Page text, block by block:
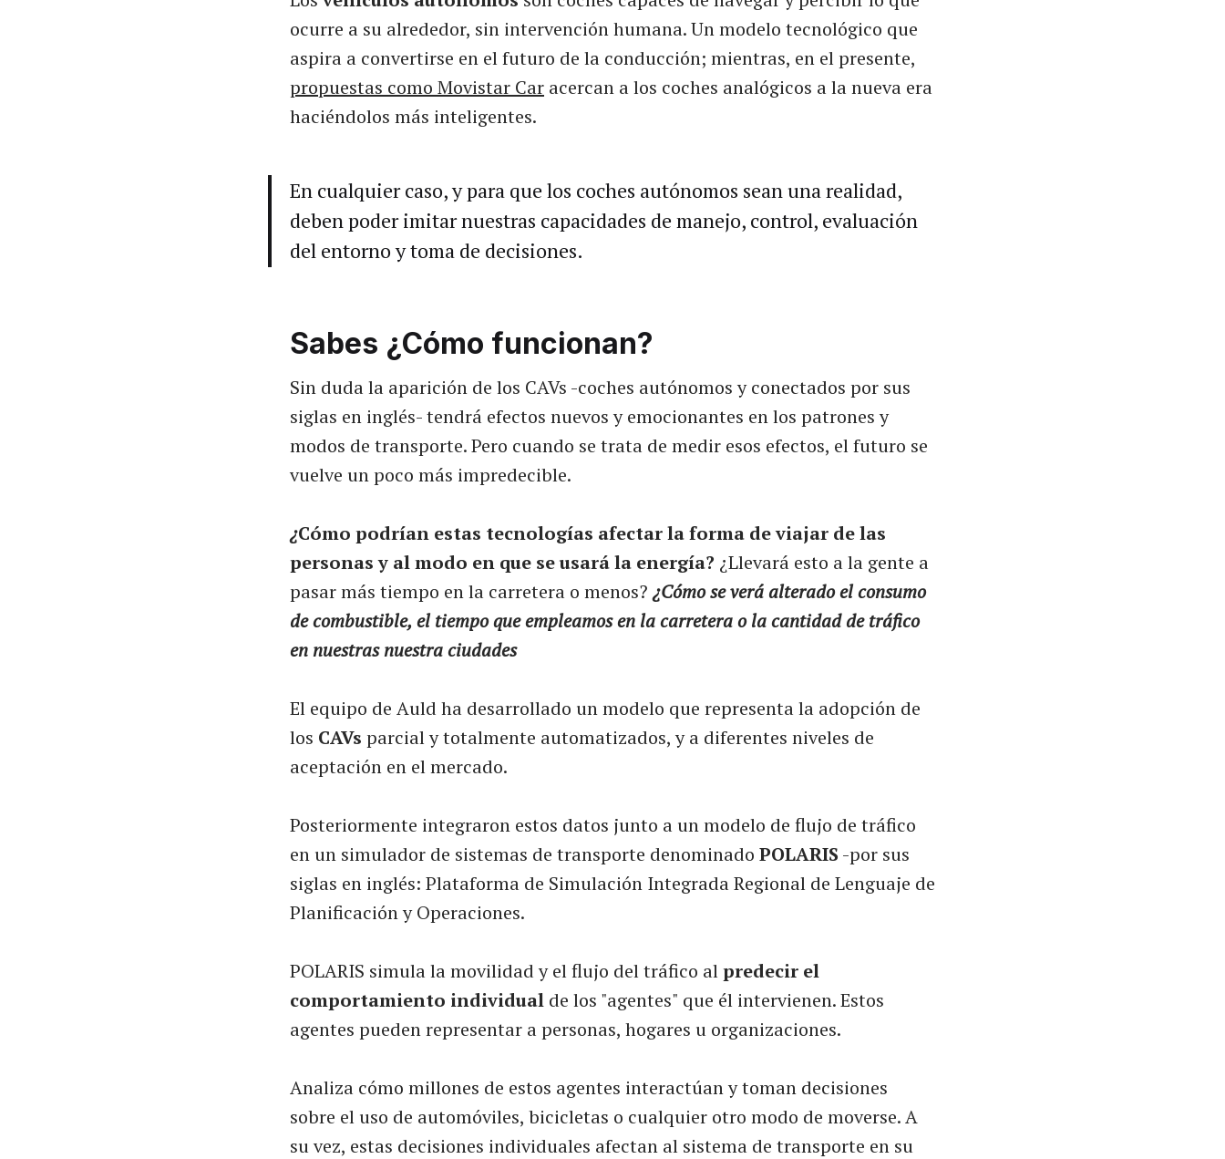
ocurre a su alrededor, sin intervención humana. Un modelo tecnológico que
aspira a convertirse en el futuro de la conducción; mientras, en el presente,
propuestas como Movistar Car acercan a los coches analógicos a la nueva era
haciéndolos más inteligentes.
En cualquier caso, y para que los coches autónomos sean una realidad,
deben poder imitar nuestras capacidades de manejo, control, evaluación
del entorno y toma de decisiones.
Sabes ¿Cómo funcionan?
Sin duda la aparición de los CAVs -coches autónomos y conectados por sus
siglas en inglés- tendrá efectos nuevos y emocionantes en los patrones y
modos de transporte. Pero cuando se trata de medir esos efectos, el futuro se
vuelve un poco más impredecible.
¿Cómo podrían estas tecnologías afectar la forma de viajar de las
personas y al modo en que se usará la energía? ¿Llevará esto a la gente a
pasar más tiempo en la carretera o menos? ¿Cómo se verá alterado el consumo
de combustible, el tiempo que empleamos en la carretera o la cantidad de tráfico
en nuestras nuestra ciudades
El equipo de Auld ha desarrollado un modelo que representa la adopción de
los CAVs parcial y totalmente automatizados, y a diferentes niveles de
aceptación en el mercado.
Posteriormente integraron estos datos junto a un modelo de flujo de tráfico
en un simulador de sistemas de transporte denominado POLARIS -por sus
siglas en inglés: Plataforma de Simulación Integrada Regional de Lenguaje de
Planificación y Operaciones.
POLARIS simula la movilidad y el flujo del tráfico alpredecir el
comportamiento individual de los "agentes" que él intervienen. Estos
agentes pueden representar a personas, hogares u organizaciones.
Analiza cómo millones de estos agentes interactúan y toman decisiones
sobre el uso de automóviles, bicicletas o cualquier otro modo de moverse. A
su vez, estas decisiones individuales afectan al sistema de transporte en su